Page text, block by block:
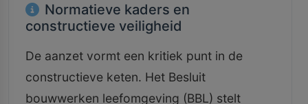
Normatieve kaders en
constructieve veiligheid
De aanzet vormt een kritiek punt in de
constructieve keten. Het Besluit
bouwwerken leefomgeving (BBL) stelt